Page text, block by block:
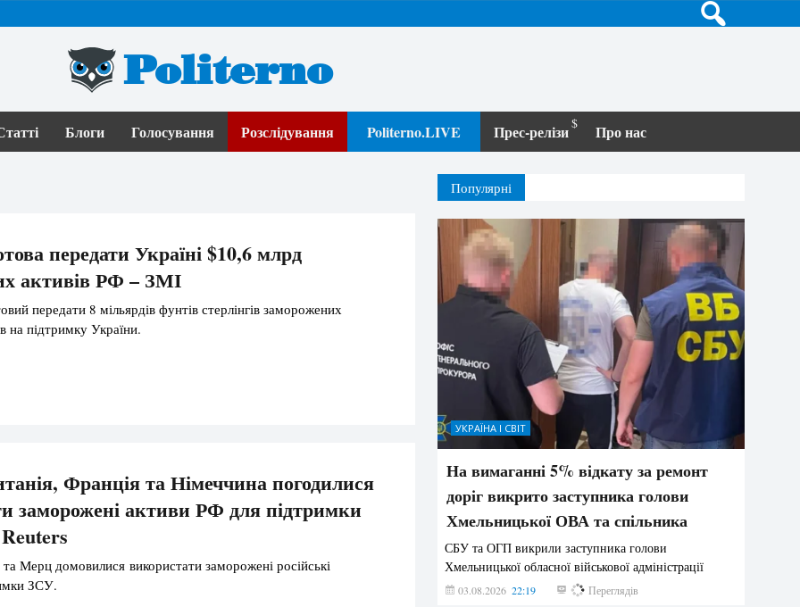
Politerno
Блоги Голосування Розслідування Politerno.LIVE Прес-релізи Про нас
передати Україні $10,6 млрд
активів РФ – ЗМІ
передати 8 мільярдів фунтів стерлінгів заморожених
на підтримку України.
Франція та Німеччина погодилися
заморожені активи РФ для підтримки
Мерц домовилися використати заморожені російські
ЗСУ.
Популярні
УКРАЇНА І СВІТ
На вимаганні 5% відкату за ремонт
доріг викрито заступника голови
Хмельницької ОВА та спільника
СБУ та ОГП викрили заступника голови
Хмельницької обласної військової адміністрації
03.08.2026 22:19 844 Переглядів